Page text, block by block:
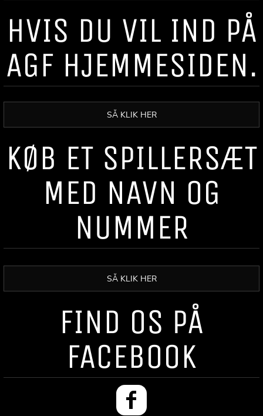
HVIS DU VIL IND PÅ
AGF HJEMMESIDEN.
SÅ KLIK HER
KØB ET SPILLERSÆT
MED NAVN OG
NUMMER
SÅ KLIK HER
FIND OS PÅ
FACEBOOK